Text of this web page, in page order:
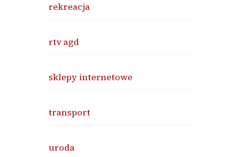
rekreacja
rtv agd
sklepy internetowe
transport
uroda